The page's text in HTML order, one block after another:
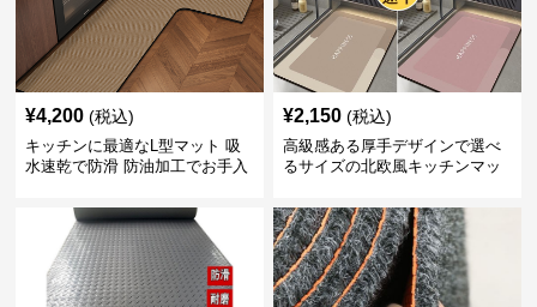
¥4,200 (税込)
キッチンに最適なL型マット 吸
水速乾で防滑 防油加工でお手入
¥2,150 (税込)
高級感ある厚手デザインで選べ
るサイズの北欧風キッチンマッ